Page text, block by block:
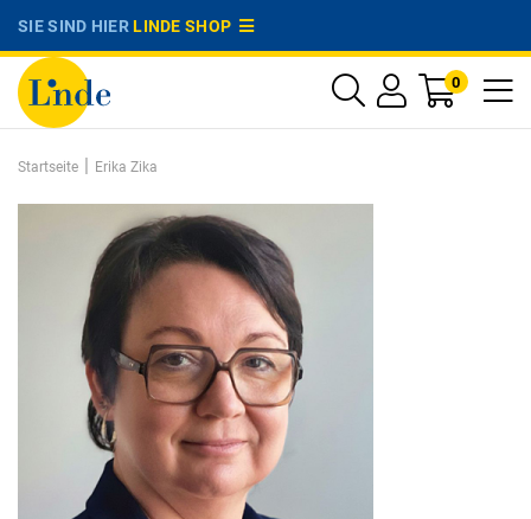
SIE SIND HIERLINDE SHOP
0
Startseite | Erika Zika